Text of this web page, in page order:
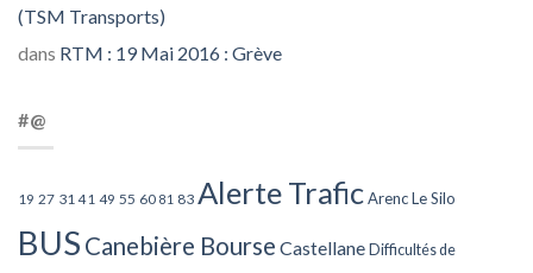
(TSM Transports)
dans RTM : 19 Mai 2016 : Grève
#@
19 27 31 41 49 55 60 81 83 Alerte TraficArenc Le Silo
BUS Canebière Bourse Castellane Difficultés de